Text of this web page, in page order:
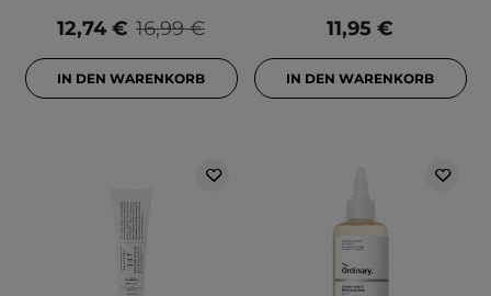
16,99 €
12,74 €
IN DEN WARENKORB
11,95 €
IN DEN WARENKORB